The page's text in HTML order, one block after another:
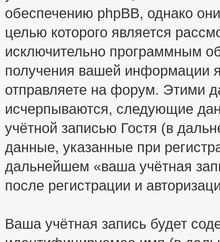
обеспечению phpBB, однако
целью которого является
исключительно программным
получения вашей информации
отправляете на форум. Этими
исчерпываются, следующие
учётной записью Гостя (в
данные, указанные при
дальнейшем «ваша учётная
после регистрации и
Ваша учётная запись будет